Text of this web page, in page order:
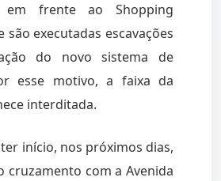
em frente ao Shopping
são executadas escavações
do novo sistema de
esse motivo, a faixa da
interditada.
início, nos próximos dias,
cruzamento com a Avenida